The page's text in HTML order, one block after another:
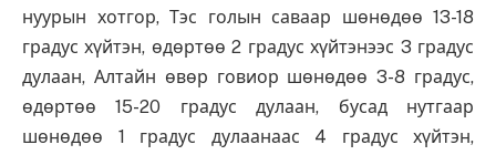
нуурын хотгор, Тэс голын саваар шөнөдөө 13-18
градус хүйтэн, өдөртөө 2 градус хүйтэнээс 3 градус
дулаан, Алтайн өвөр говиор шөнөдөө 3-8 градус,
өдөртөө 15-20 градус дулаан, бусад нутгаар
шөнөдөө 1 градус дулаанаас 4 градус хүйтэн,